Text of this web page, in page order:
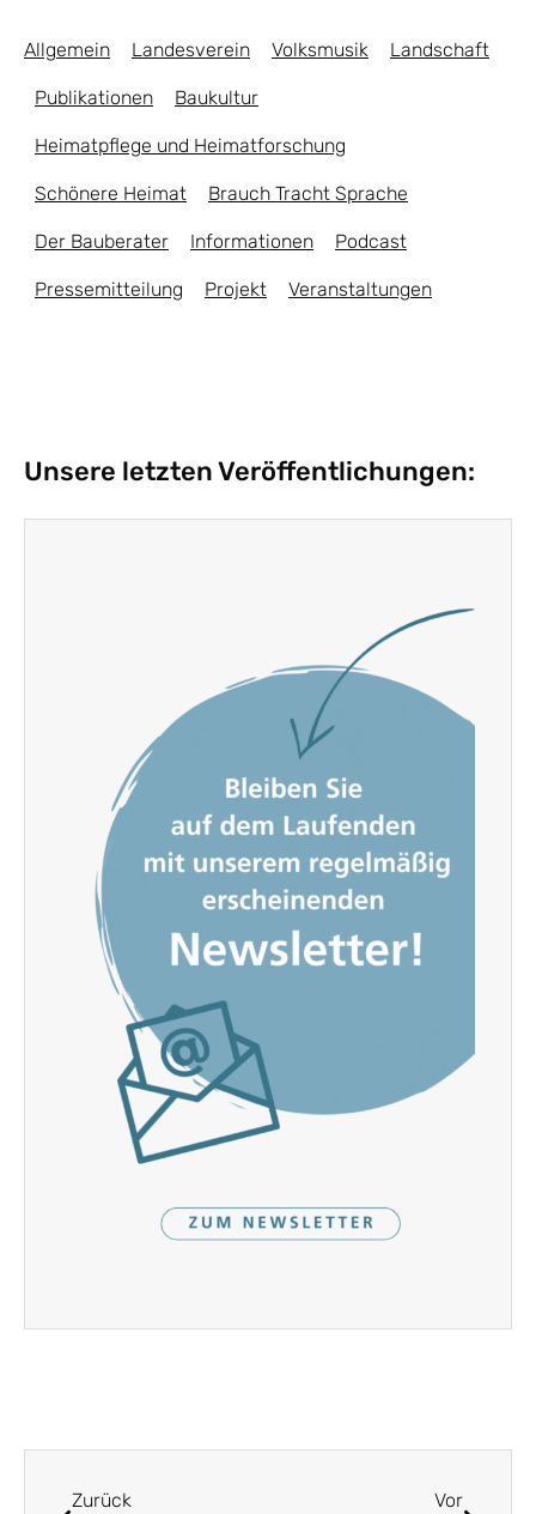
Allgemein Landesverein Volksmusik Landschaft
Publikationen Baukultur
Heimatpflege und Heimatforschung
Schönere Heimat Brauch Tracht Sprache
Der Bauberater Informationen Podcast
Pressemitteilung Projekt Veranstaltungen
Unsere letzten Veröffentlichungen:
Zurück Vor